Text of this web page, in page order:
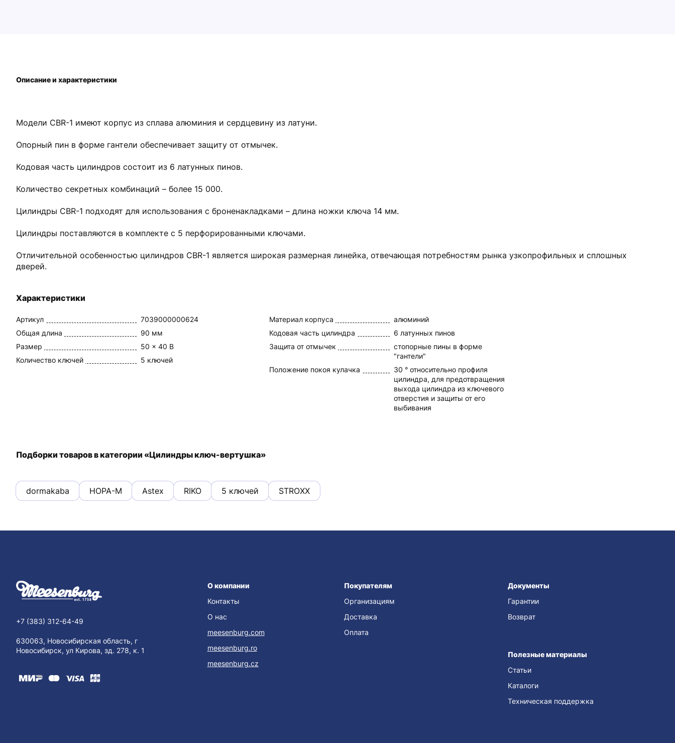
Модели CBR-1 имеют корпус из сплава алюминия и сердцевину из латуни.
Опорный пин в форме гантели обеспечивает защиту от отмычек.
Кодовая часть цилиндров состоит из 6 латунных пинов.
Количество секретных комбинаций – более 15 000.
Цилиндры CBR-1 подходят для использования с броненакладками – длина ножки ключа 14 мм.
Цилиндры поставляются в комплекте с 5 перфорированными ключами.
Отличительной особенностью цилиндров CBR-1 является широкая размерная линейка, отвечающая потребностям рынка узкопрофильных и сплошных
дверей.
Характеристики
Артикул
7039000000624
Общая длина
90 мм
Размер
50 x 40 В
Количество ключей
5 ключей
Материал корпуса
алюминий
Кодовая часть цилиндра
6 латунных пинов
Защита от отмычек
стопорные пины в форме
"гантели"
Положение покоя кулачка
30 ° относительно профиля
цилиндра, для предотвращения
выхода цилиндра из ключевого
отверстия и защиты от его
выбивания
Описание и характеристики
Подборки товаров в категории «Цилиндры ключ-вертушка»
dormakaba НОРА-М Astex RIKO 5 ключей STROXX
+7 (383) 312-64-49
630063, Новосибирская область, г
Новосибирск, ул Кирова, зд. 278, к. 1
О компании
Контакты
О нас
meesenburg.com
meesenburg.ro
meesenburg.cz
Покупателям
Организациям
Доставка
Оплата
Документы
Гарантии
Возврат
Полезные материалы
Статьи
Каталоги
Техническая поддержка